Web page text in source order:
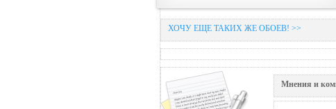
ХОЧУ ЕЩЕ ТАКИХ ЖЕ ОБОЕВ! >>
Мнения и